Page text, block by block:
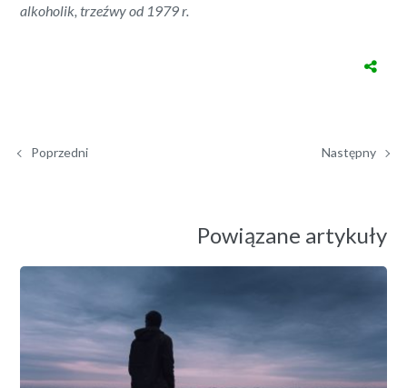
alkoholik, trzeźwy od 1979 r.
Poprzedni Następny
Powiązane artykuły